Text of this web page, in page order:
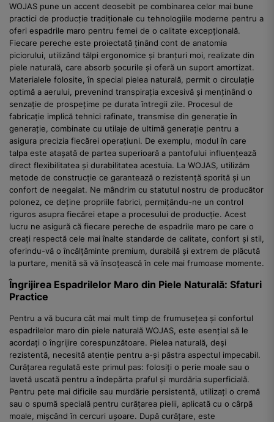
WOJAS pune un accent deosebit pe combinarea celor mai bune
practici de producție tradiționale cu tehnologiile moderne pentru a
oferi espadrile maro pentru femei de o calitate excepțională.
Fiecare pereche este proiectată ținând cont de anatomia
piciorului, utilizând tălpi ergonomice și branțuri moi, realizate din
piele naturală, care absorb șocurile și oferă un suport amortizat.
Materialele folosite, în special pielea naturală, permit o circulație
optimă a aerului, prevenind transpirația excesivă și menținând o
senzație de prospețime pe durata întregii zile. Procesul de
fabricație implică tehnici rafinate, transmise din generație în
generație, combinate cu utilaje de ultimă generație pentru a
asigura precizia fiecărei operațiuni. De exemplu, modul în care
talpa este atașată de partea superioară a pantofului influențează
direct flexibilitatea și durabilitatea acestuia. La WOJAS, utilizăm
metode de construcție ce garantează o rezistență sporită și un
confort de neegalat. Ne mândrim cu statutul nostru de producător
polonez, ce deține propriile fabrici, permițându-ne un control
riguros asupra fiecărei etape a procesului de producție. Acest
lucru ne asigură că fiecare pereche de espadrile maro pe care o
creați respectă cele mai înalte standarde de calitate, confort și stil,
oferindu-vă o încălțăminte premium, durabilă și extrem de plăcută
la purtare, menită să vă însoțească în cele mai frumoase momente.
Îngrijirea Espadrilelor Maro din Piele Naturală: Sfaturi
Practice
Pentru a vă bucura cât mai mult timp de frumusețea și confortul
espadrilelor maro din piele naturală WOJAS, este esențial să le
acordați o îngrijire corespunzătoare. Pielea naturală, deși
rezistentă, necesită atenție pentru a-și păstra aspectul impecabil.
Curățarea regulată este primul pas: folosiți o perie moale sau o
lavetă uscată pentru a îndepărta praful și murdăria superficială.
Pentru pete mai dificile sau murdărie persistentă, utilizați o cremă
sau o spumă specială pentru curățarea pielii, aplicată cu o cârpă
moale, mișcând în cercuri ușoare. După curățare, este